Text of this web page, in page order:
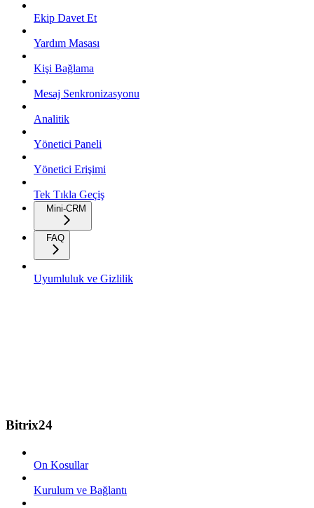
Ekip Davet Et
Yardım Masası
Kişi Bağlama
Mesaj Senkronizasyonu
Analitik
Yönetici Paneli
Yönetici Erişimi
Tek Tıkla Geçiş
Mini-CRM
FAQ
Uyumluluk ve Gizlilik
Bitrix24
On Kosullar
Kurulum ve Bağlantı